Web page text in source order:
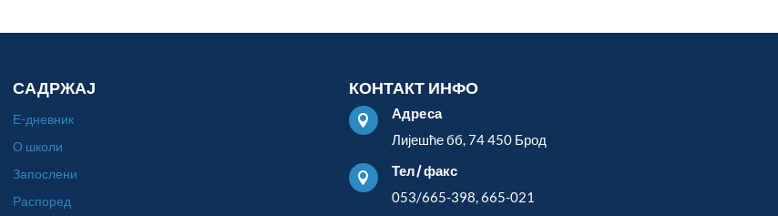
САДРЖАЈ
Е-дневник
О школи
Запослени
Распоред
КОНТАКТ ИНФО

Адреса
Лијешће бб, 74 450 Брод

Тел/факс
053/665-398, 665-021